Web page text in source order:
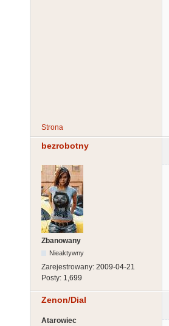
Strona
bezrobotny
Zbanowany
Nieaktywny
Zarejestrowany: 2009-04-21
Posty: 1,699
Zenon/Dial
Atarowiec